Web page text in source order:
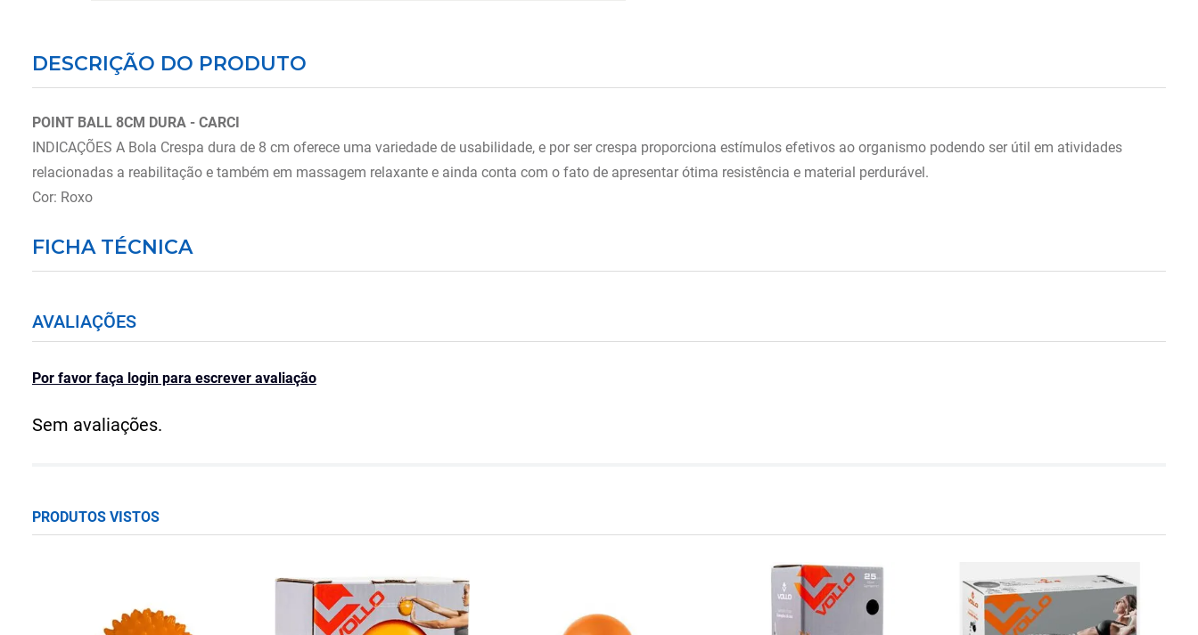
DESCRIÇÃO DO PRODUTO
POINT BALL 8CM DURA - CARCI
INDICAÇÕES A Bola Crespa dura de 8 cm oferece uma variedade de usabilidade, e por ser crespa proporciona estímulos efetivos ao organismo podendo ser útil em atividades
relacionadas a reabilitação e também em massagem relaxante e ainda conta com o fato de apresentar ótima resistência e material perdurável.
Cor: Roxo
FICHA TÉCNICA
AVALIAÇÕES
Por favor faça login para escrever avaliação
Sem avaliações.
PRODUTOS VISTOS